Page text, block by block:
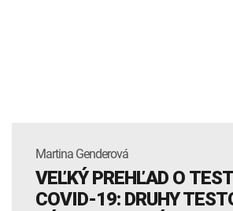
Martina Genderová
VEĽKÝ PREHĽAD O
COVID-19: DRUHY